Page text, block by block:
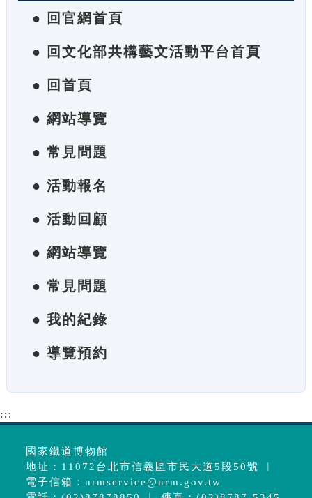
● 回官網首頁
● 回文化部共構藝文活動平台首頁
● 回首頁
● 網站導覽
● 常見問題
● 活動報名
● 活動回顧
● 網站導覽
● 常見問題
● 我的紀錄
● 導覽預約
:::
國家鐵道博物館
地址：11072台北市信義區市民大道5段50號 ︱
電子信箱：nrmservice@nrm.gov.tw